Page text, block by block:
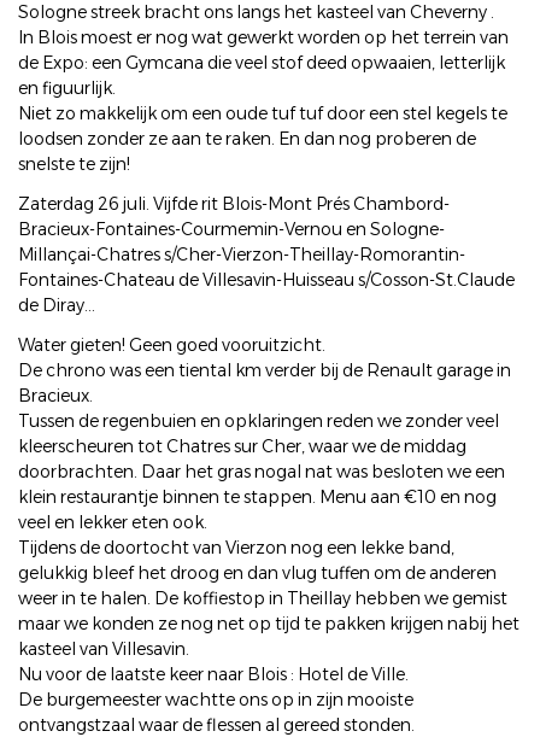
Sologne streek bracht ons langs het kasteel van Cheverny .
In Blois moest er nog wat gewerkt worden op het terrein van
de Expo: een Gymcana die veel stof deed opwaaien, letterlijk
en figuurlijk.
Niet zo makkelijk om een oude tuf tuf door een stel kegels te
loodsen zonder ze aan te raken. En dan nog proberen de
snelste te zijn!
Zaterdag 26 juli. Vijfde rit Blois-Mont Prés Chambord-
Bracieux-Fontaines-Courmemin-Vernou en Sologne-
Millançai-Chatres s/Cher-Vierzon-Theillay-Romorantin-
Fontaines-Chateau de Villesavin-Huisseau s/Cosson-St.Claude
de Diray...
Water gieten! Geen goed vooruitzicht.
De chrono was een tiental km verder bij de Renault garage in
Bracieux.
Tussen de regenbuien en opklaringen reden we zonder veel
kleerscheuren tot Chatres sur Cher, waar we de middag
doorbrachten. Daar het gras nogal nat was besloten we een
klein restaurantje binnen te stappen. Menu aan €10 en nog
veel en lekker eten ook.
Tijdens de doortocht van Vierzon nog een lekke band,
gelukkig bleef het droog en dan vlug tuffen om de anderen
weer in te halen. De koffiestop in Theillay hebben we gemist
maar we konden ze nog net op tijd te pakken krijgen nabij het
kasteel van Villesavin.
Nu voor de laatste keer naar Blois : Hotel de Ville.
De burgemeester wachtte ons op in zijn mooiste
ontvangstzaal waar de flessen al gereed stonden.